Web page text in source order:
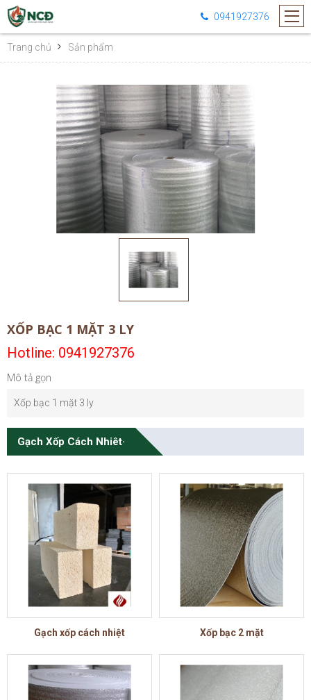
0941927376
Trang chủ Sản phẩm
XỐP BẠC 1 MẶT 3 LY
Hotline: 0941927376
Mô tả gọn
Xốp bạc 1 mặt 3 ly
Gạch Xốp Cách Nhiêt·
Gạch xốp cách nhiệt Xốp bạc 2 mặt